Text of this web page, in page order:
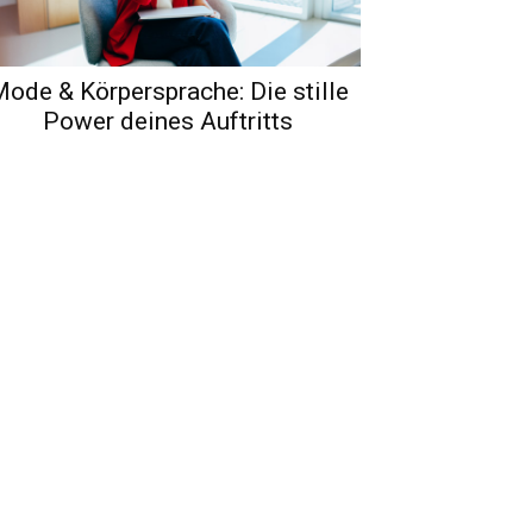
& Körpersprache: Die stille
Power deines Auftritts